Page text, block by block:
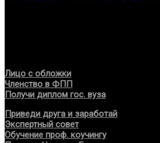
Лицо с обложки
Членство в ФПП
Получи диплом гос. вуза
Приведи друга и заработай
Экспертный совет
Обучение проф. коучингу